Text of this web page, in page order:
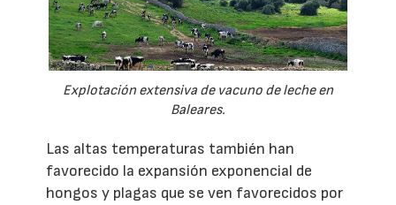
Explotación extensiva de vacuno de leche en
Baleares.
Las altas temperaturas también han
favorecido la expansión exponencial de
hongos y plagas que se ven favorecidos por